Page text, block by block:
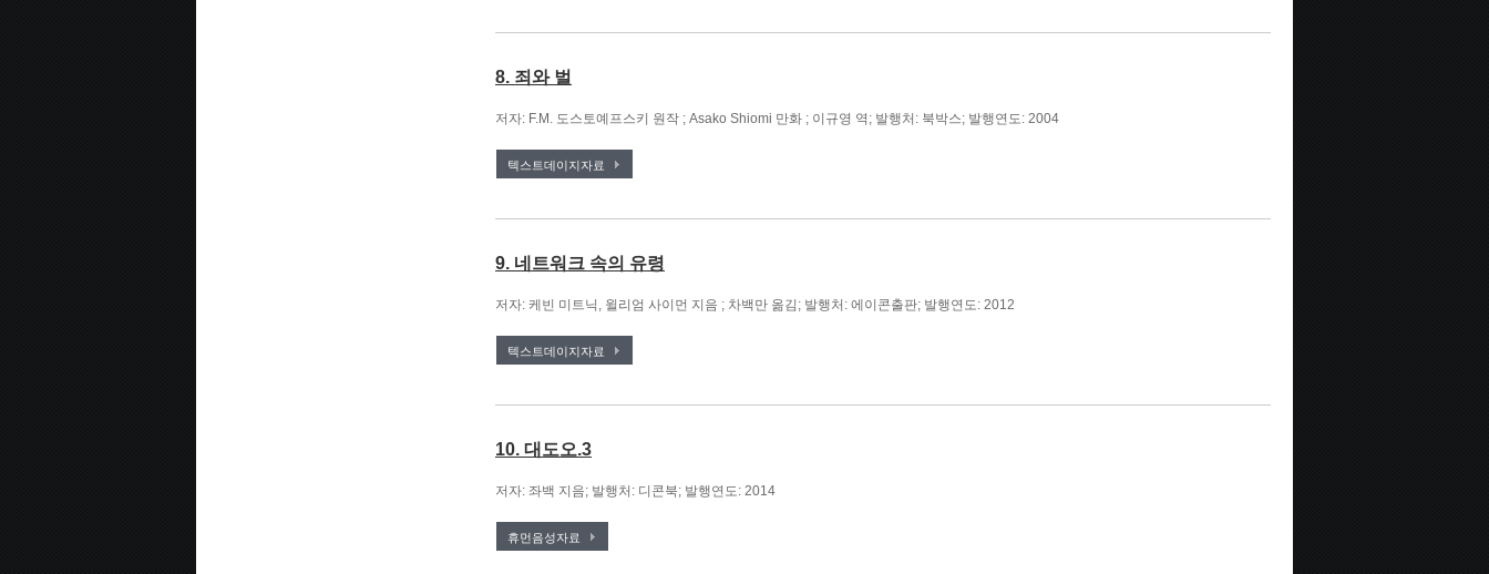
8. 죄와 벌
저자: F.M. 도스토예프스키 원작 ; Asako Shiomi 만화 ; 이규영 역; 발행처: 북박스; 발행연도: 2004
텍스트데이지자료
9. 네트워크 속의 유령
저자: 케빈 미트닉, 윌리엄 사이먼 지음 ; 차백만 옮김; 발행처: 에이콘출판; 발행연도: 2012
텍스트데이지자료
10. 대도오.3
저자: 좌백 지음; 발행처: 디콘북; 발행연도: 2014
휴먼음성자료